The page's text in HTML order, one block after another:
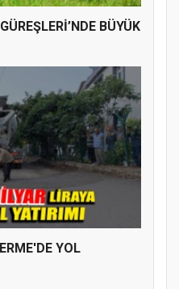
BÜYÜK
YOL